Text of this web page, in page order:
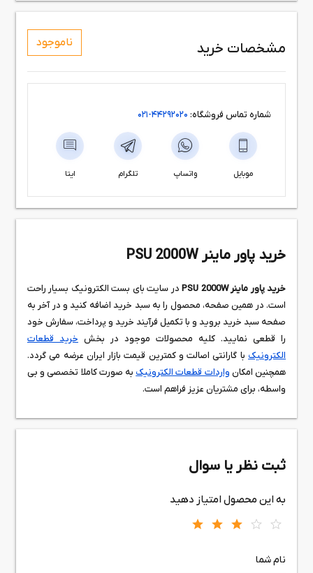
مشخصات خرید ناموجود
شماره تماس فروشگاه: 44292020-021
موبایل واتساپ تلگرام ایتا
خرید پاور ماینر PSU 2000W
خرید پاور ماینر PSU 2000W
در سایت بای بست الکترونیک بسیار راحت
است. در همین صفحه، محصول را به سبد خرید اضافه کنید و در آخر به
صفحه سبد خرید بروید و با تکمیل فرآیند خرید و پرداخت، سفارش خود
را قطعی نمایید. کلیه محصولات موجود در بخش خرید قطعات
الکترونیک با گارانتی اصالت و کمترین قیمت بازار ایران عرضه می گردد.
همچنین امکان واردات قطعات الکترونیک به صورت کاملا تخصصی و بی
واسطه، برای مشتریان عزیز فراهم است.
ثبت نظر یا سوال
به این محصول امتیاز دهید
نام شما